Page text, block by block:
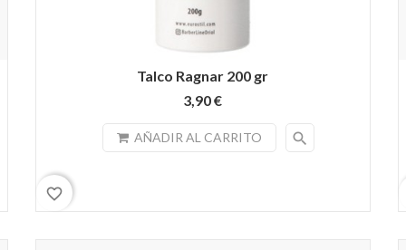
Talco Ragnar 200 gr
3,90 €
AÑADIR AL CARRITO search
favorite_border